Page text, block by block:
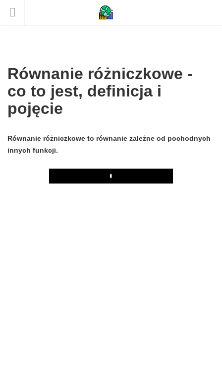
Równanie różniczkowe -
co to jest, definicja i
pojęcie
Równanie różniczkowe to równanie zależne od pochodnych
innych funkcji.
Play